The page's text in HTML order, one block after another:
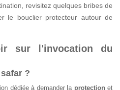
revisitez quelques bribes de
le bouclier protecteur autour de
sur l'invocation du
?
dédiée à demander la protection et